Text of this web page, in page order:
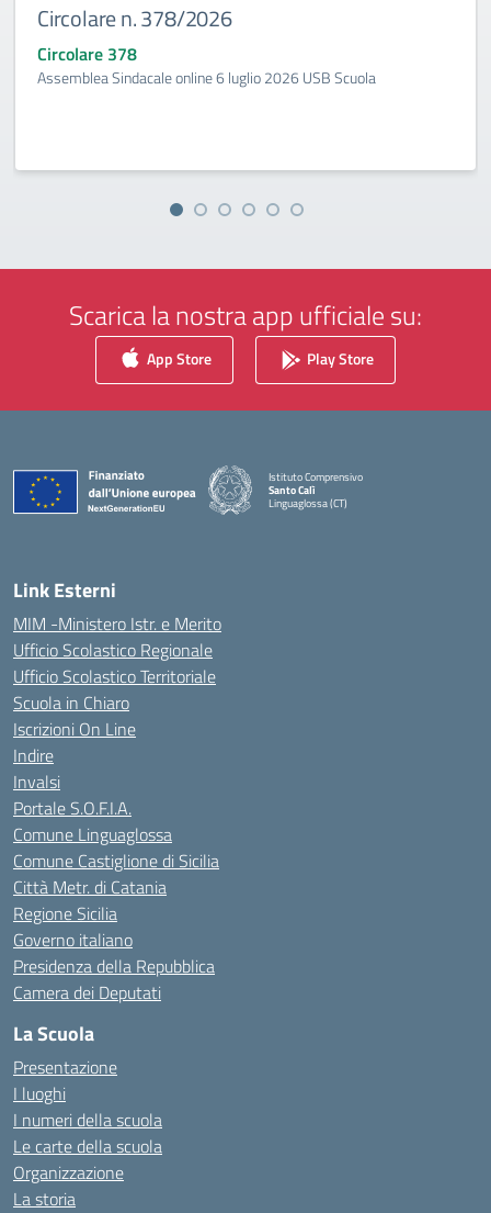
Circolare n. 378/2026
Circolare 378
Assemblea Sindacale online 6 luglio 2026 USB Scuola
Scarica la nostra app ufficiale su:
App Store Play Store
Istituto Comprensivo
Santo Calì
Linguaglossa (CT)
— Visita la pagina iniziale della scuola
Link Esterni
MIM -Ministero Istr. e Merito
Ufficio Scolastico Regionale
Ufficio Scolastico Territoriale
Scuola in Chiaro
Iscrizioni On Line
Indire
Invalsi
Portale S.O.F.I.A.
Comune Linguaglossa
Comune Castiglione di Sicilia
Città Metr. di Catania
Regione Sicilia
Governo italiano
Presidenza della Repubblica
Camera dei Deputati
La Scuola
Presentazione
I luoghi
I numeri della scuola
Le carte della scuola
Organizzazione
La storia